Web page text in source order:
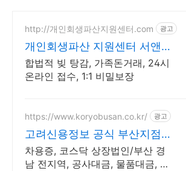
http://개인회생파산지원센터.com 광고
개인회생파산 지원센터 서앤율
빚탕감 모든 채무 해결
합법적 빚 탕감, 가족돈거래, 24시
온라인 접수, 1:1 비밀보장
https://www.koryobusan.co.kr/ 광고
고려신용정보 공식 부산지점
당일접수 각종 미수금 상담!
차용증, 코스닥 상장법인/부산 경
남 전지역, 공사대금, 물품대금, 대